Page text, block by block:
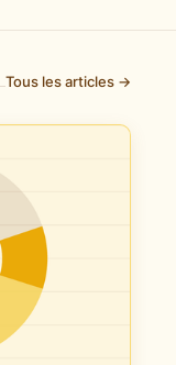
Tous les articles →